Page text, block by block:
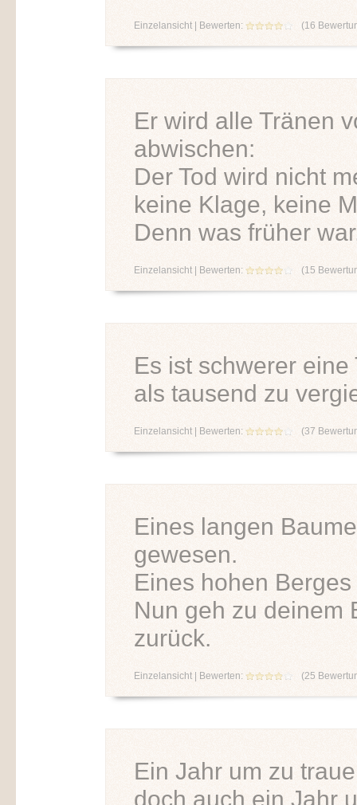
Einzelansicht| Bewerten: (16
Er wird alle Tränen
abwischen:
Der Tod wird nicht
keine Klage, keine
Denn was früher
Einzelansicht | Bewerten: (15
Es ist schwerer
als tausend zu
Einzelansicht | Bewerten: (37
Eines langen
gewesen.
Eines hohen
Nun geh zu deinem
zurück.
Einzelansicht | Bewerten: (25
Ein Jahr um zu
doch auch ein Jahr